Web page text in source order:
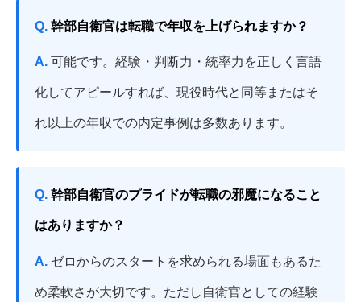
Q. 幹部自衛官は転職で年収を上げられますか？
A. 可能です。経験・判断力・統率力を正しく言語
化してアピールすれば、現役時代と同等またはそ
れ以上の年収での内定事例は多数あります。
Q. 幹部自衛官のプライドが転職の邪魔になること
はありますか？
A. ゼロからのスタートを求められる場面もあるた
め柔軟さが大切です。ただし自衛官としての経験